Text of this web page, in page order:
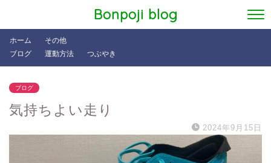
Bonpoji blog
ホーム
ブログ
その他
運動方法
つぶやき
ブログ
気持ちよい走り
2024年9月15日